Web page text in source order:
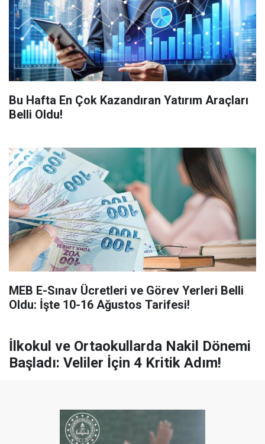
Bu Hafta En Çok Kazandıran Yatırım Araçları
Belli Oldu!
MEB E-Sınav Ücretleri ve Görev Yerleri Belli
Oldu: İşte 10-16 Ağustos Tarifesi!
İlkokul ve Ortaokullarda Nakil Dönemi
Başladı: Veliler İçin 4 Kritik Adım!